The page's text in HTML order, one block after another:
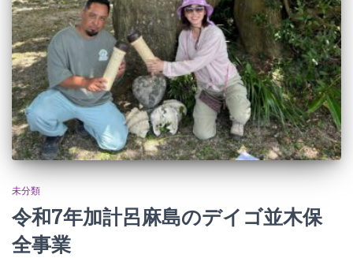
未分類
令和7年加計呂麻島のデイゴ並木保
全事業